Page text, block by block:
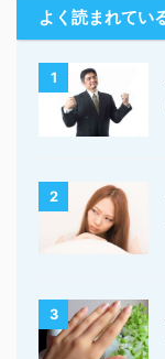
よく読まれてい
1
2
3